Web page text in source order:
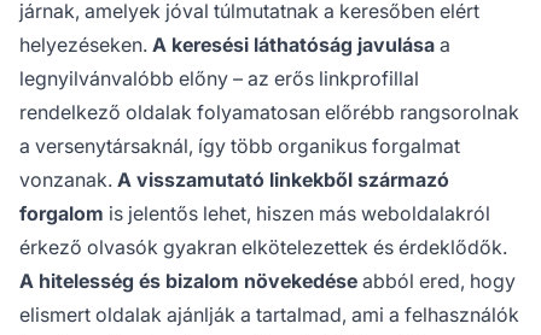
járnak, amelyek jóval túlmutatnak a keresőben elért
helyezéseken. A keresési láthatóság javulása a
legnyilvánvalóbb előny – az erős linkprofillal
rendelkező oldalak folyamatosan előrébb rangsorolnak
a versenytársaknál, így több organikus forgalmat
vonzanak. A visszamutató linkekből származó
forgalom is jelentős lehet, hiszen más weboldalakról
érkező olvasók gyakran elkötelezettek és érdeklődők.
A hitelesség és bizalom növekedése abból ered, hogy
elismert oldalak ajánlják a tartalmad, ami a felhasználók